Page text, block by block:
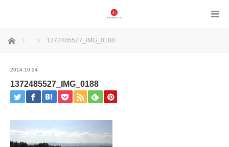
ホーム 1372485527_IMG_0188
2014.10.24
1372485527_IMG_0188